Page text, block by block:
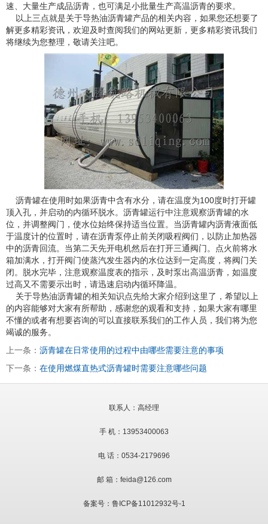
速、大量生产成品沥青，也可满足小批量生产高温沥青的要求。
以上三点就是关于导热油沥青罐产品的相关内容，如果您还想要了
解更多精彩资讯，欢迎及时查阅我们的网站更新，更多精彩资讯我们
将继续为您整理，敬请关注吧。
沥青罐在使用时如果沥青中含有水分，请在温度为100度时打开罐
顶入孔，并启动的内循环脱水。沥青罐运行中注意观察沥青罐的水
位，并调整阀门，使水位始终保持适当位置。当沥青罐内沥青液面低
于温度计的位置时，请在沥青泵停止前关闭吸程阀们，以防止加热器
中的沥青回流。当第二天先开电机然后在打开三通阀门。点火前将水
箱加满水，打开阀门使蒸汽发生器内的水位达到一定高度，将阀门关
闭。脱水完毕，注意观察温度表的指示，及时泵出高温沥青，如温度
过高又不需要示出时，请迅速启动内循环降温。
关于导热油沥青罐的相关知识点先给大家介绍到这里了，希望以上
的内容能够对大家有所帮助，感谢您的观看和支持，如果大家有哪里
不懂的或者有想要咨询的可以直接联系我们的工作人员，我们将为您
竭诚的服务。
上一条： 沥青罐在日常使用的过程中由哪些需要注意的事项
下一条： 在使用燃煤直热式沥青罐时需要注意哪些问题
联系人：高经理
手 机：13953400063
电 话：0534-2179696
邮 箱：feida@126.com
备案号： 鲁ICP备11012932号-1